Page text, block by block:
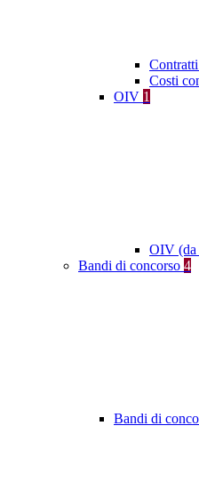
Costi
OIV 1
OIV (da
Bandi di concorso 4
Bandi di